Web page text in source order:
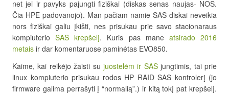
net jei ir pavyks pajungti fiziškai (diskas senas naujas- NOS.
Čia HPE padovanojo). Man pačiam namie SAS diskai neveikia
nors fiziškai galiu įkišti, nes prisukau prie savo stacionaraus
kompiuterioSAS krepšelį. Kuris pas mane atsirado 2016
metais ir dar komentaruose paminėtas EVO850.
Kaime, kai reikėjo žaisti su juostelėm ir SASjungtimis, tai prie
linux kompiuterio prisukau rodos HP RAID SAS kontrolerį (jo
firmware galima perrašyti į “normalią”.) ir kitą tokį pat krepšelį.